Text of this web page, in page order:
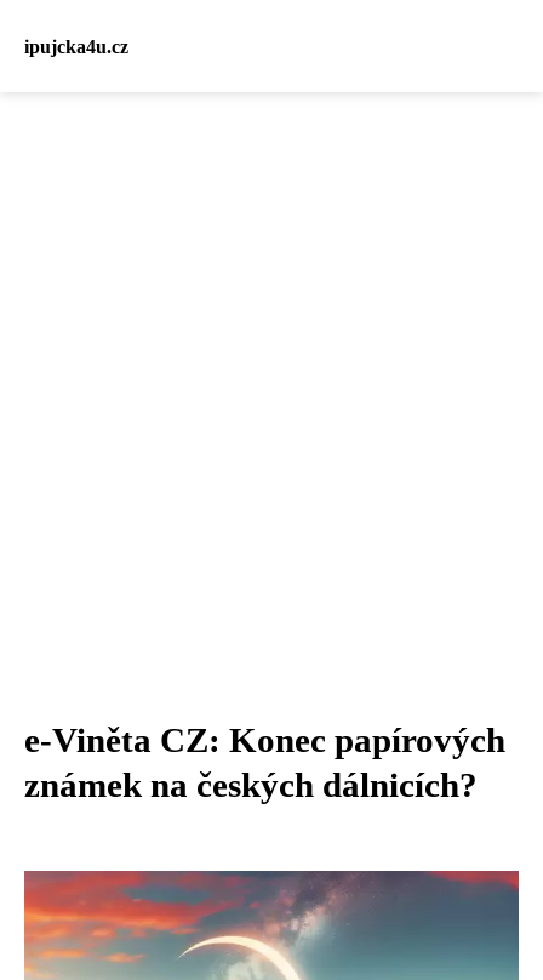
ipujcka4u.cz
e-Viněta CZ: Konec papírových
známek na českých dálnicích?